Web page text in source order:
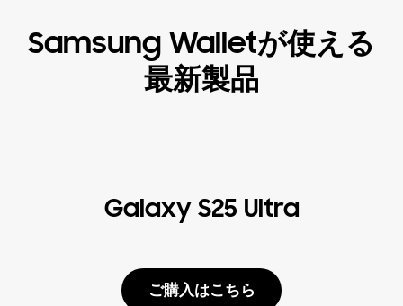
Samsung Walletが使える
最新製品
Galaxy S25 Ultra
ご購入はこちら